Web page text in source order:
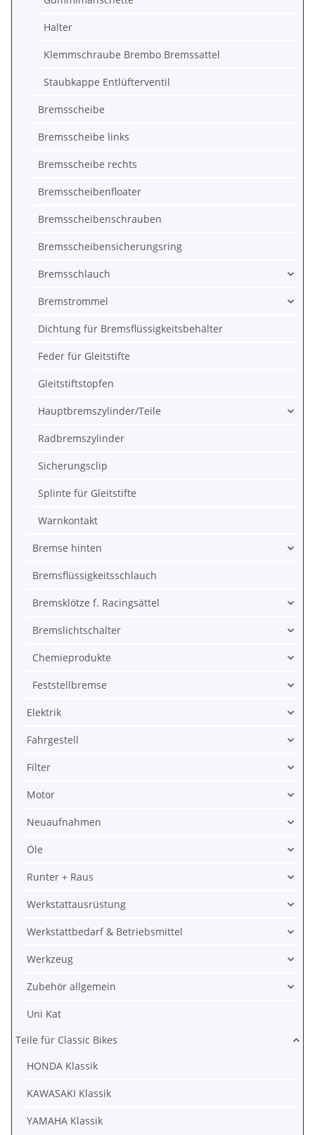
Halter
Klemmschraube Brembo Bremssattel
Staubkappe Entlüfterventil
Bremsscheibe
Bremsscheibe links
Bremsscheibe rechts
Bremsscheibenfloater
Bremsscheibenschrauben
Bremsscheibensicherungsring
Bremsschlauch
Bremstrommel
Dichtung für Bremsflüssigkeitsbehälter
Feder für Gleitstifte
Gleitstiftstopfen
Hauptbremszylinder/Teile
Radbremszylinder
Sicherungsclip
Splinte für Gleitstifte
Warnkontakt
Bremse hinten
Bremsflüssigkeitsschlauch
Bremsklötze f. Racingsättel
Bremslichtschalter
Chemieprodukte
Feststellbremse
Elektrik
Fahrgestell
Filter
Motor
Neuaufnahmen
Öle
Runter + Raus
Werkstattausrüstung
Werkstattbedarf & Betriebsmittel
Werkzeug
Zubehör allgemein
Uni Kat
Teile für Classic Bikes
HONDA Klassik
KAWASAKI Klassik
YAMAHA Klassik